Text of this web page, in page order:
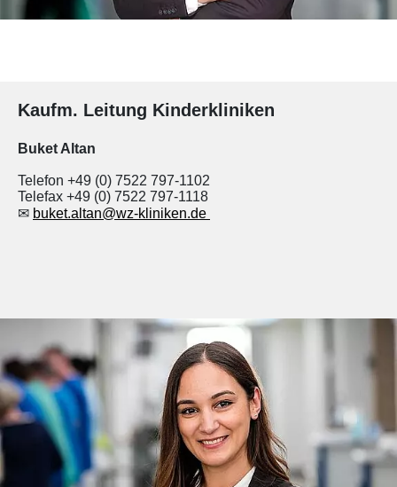
Kaufm. Leitung Kinderkliniken
Buket Altan
Telefon +49 (0) 7522 797-1102
Telefax +49 (0) 7522 797-1118
✉ buket.altan@wz-kliniken.de